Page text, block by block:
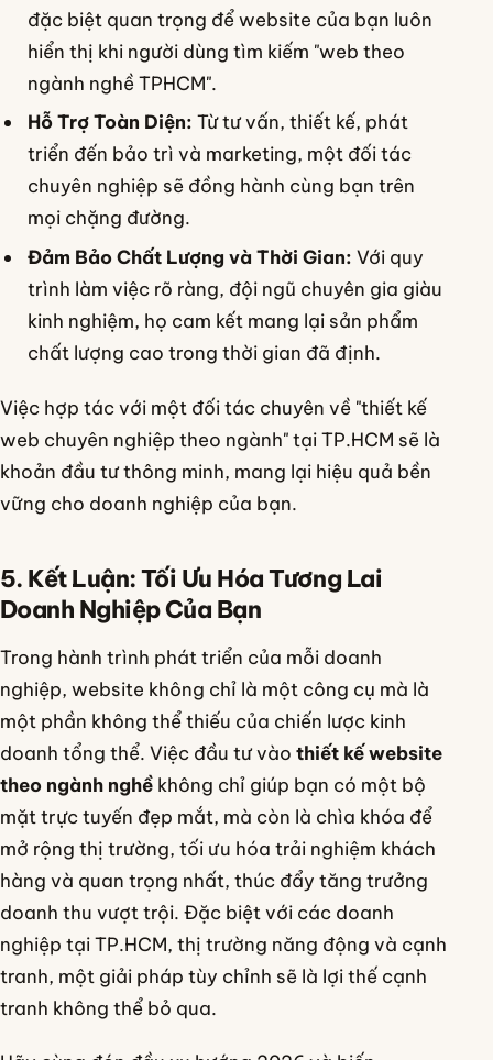
đặc biệt quan trọng để website của bạn luôn
hiển thị khi người dùng tìm kiếm "web theo
ngành nghề TPHCM".
Hỗ Trợ Toàn Diện: Từ tư vấn, thiết kế, phát
triển đến bảo trì và marketing, một đối tác
chuyên nghiệp sẽ đồng hành cùng bạn trên
mọi chặng đường.
Đảm Bảo Chất Lượng và Thời Gian: Với quy
trình làm việc rõ ràng, đội ngũ chuyên gia giàu
kinh nghiệm, họ cam kết mang lại sản phẩm
chất lượng cao trong thời gian đã định.
Việc hợp tác với một đối tác chuyên về "thiết kế
web chuyên nghiệp theo ngành" tại TP.HCM sẽ là
khoản đầu tư thông minh, mang lại hiệu quả bền
vững cho doanh nghiệp của bạn.
5. Kết Luận: Tối Ưu Hóa Tương Lai
Doanh Nghiệp Của Bạn
Trong hành trình phát triển của mỗi doanh
nghiệp, website không chỉ là một công cụ mà là
một phần không thể thiếu của chiến lược kinh
doanh tổng thể. Việc đầu tư vào thiết kế website
theo ngành nghề không chỉ giúp bạn có một bộ
mặt trực tuyến đẹp mắt, mà còn là chìa khóa để
mở rộng thị trường, tối ưu hóa trải nghiệm khách
hàng và quan trọng nhất, thúc đẩy tăng trưởng
doanh thu vượt trội. Đặc biệt với các doanh
nghiệp tại TP.HCM, thị trường năng động và cạnh
tranh, một giải pháp tùy chỉnh sẽ là lợi thế cạnh
tranh không thể bỏ qua.